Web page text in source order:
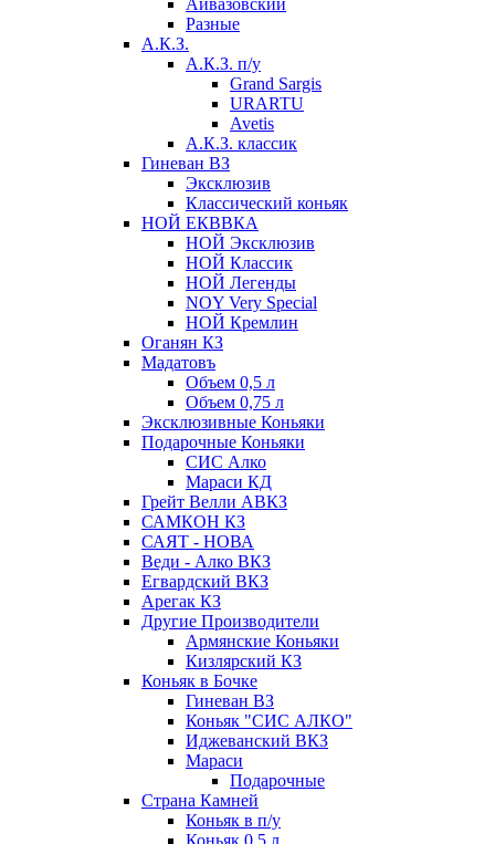
Айвазовский
Разные
А.К.З.
А.К.З. п/у
Grand Sargis
URARTU
Avetis
А.К.З. классик
Гиневан ВЗ
Эксклюзив
Классический коньяк
НОЙ ЕКВВКА
НОЙ Эксклюзив
НОЙ Классик
НОЙ Легенды
NOY Very Speсial
НОЙ Кремлин
Оганян КЗ
Мадатовъ
Объем 0,5 л
Объем 0,75 л
Эксклюзивные Коньяки
Подарочные Коньяки
СИС Алко
Мараси КД
Грейт Велли АВКЗ
САМКОН КЗ
САЯТ - НОВА
Веди - Алко ВКЗ
Егвардский ВКЗ
Арегак КЗ
Другие Производители
Армянские Коньяки
Кизлярский КЗ
Коньяк в Бочке
Гиневан ВЗ
Коньяк "СИС АЛКО"
Иджеванский ВКЗ
Мараси
Подарочные
Страна Камней
Коньяк в п/у
Коньяк 0,5 л.